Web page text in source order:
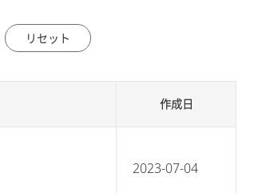
リセット
作成日
2023-07-04